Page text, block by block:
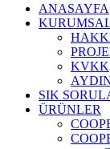
ANASAYFA
KVKK
SIK
ÜRÜNLER